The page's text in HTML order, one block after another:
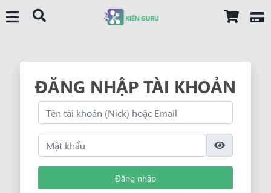
ĐĂNG NHẬP TÀI KHOẢN
Đăng nhập